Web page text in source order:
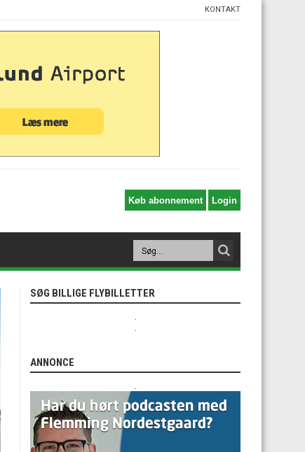
KONTAKT
SØG BILLIGE FLYBILLETTER
ANNONCE